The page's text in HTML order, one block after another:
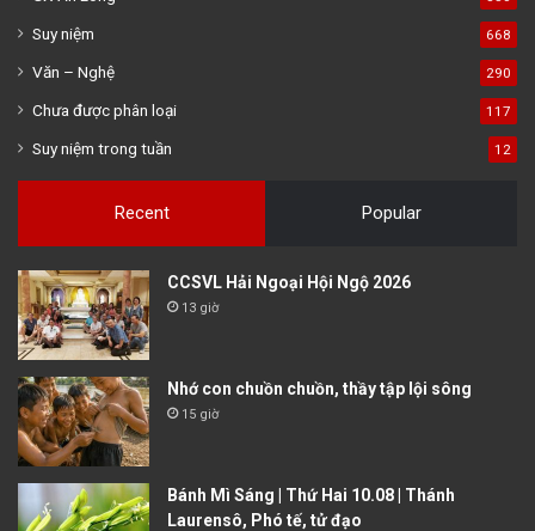
Suy niệm 668
Văn – Nghệ 290
Chưa được phân loại 117
Suy niệm trong tuần 12
Recent Popular
CCSVL Hải Ngoại Hội Ngộ 2026
13 giờ
Nhớ con chuồn chuồn, thầy tập lội sông
15 giờ
Bánh Mì Sáng | Thứ Hai 10.08 | Thánh
Laurensô, Phó tế, tử đạo